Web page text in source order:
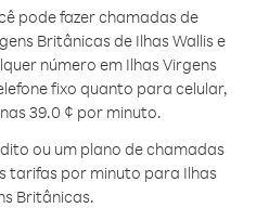
pode fazer chamadas de
Britânicas de Ilhas Wallis e
número em Ilhas Virgens
fixo quanto para celular,
39.0 ¢ por minuto.
ou um plano de chamadas
tarifas por minuto para Ilhas
Britânicas.